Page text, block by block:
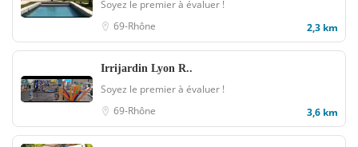
Soyez le premier à évaluer !
69-Rhône
2,3 km
Irrijardin Lyon R..
Soyez le premier à évaluer !
69-Rhône
3,6 km